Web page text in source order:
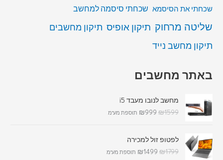
שכחתי את הסיסמא שכחתי סיסמה למחשב
שליטה מרחוק תיקון אופיס תיקון מחשבים
תיקון מחשב נייד
באתר מחשבים
מחשב לנובו מעבד i5
₪1599
₪999 תוספת מע"מ
לפטופ זול למכירה
₪1799
₪1499 תוספת מע"מ